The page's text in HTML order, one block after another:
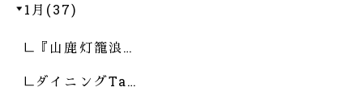
1月(37)
『山鹿灯籠浪…
ダイニングTa…